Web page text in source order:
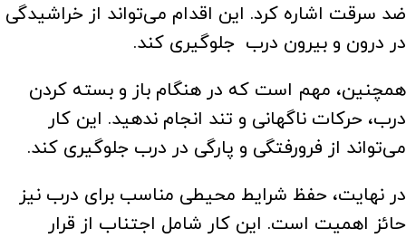
ضد سرقت اشاره کرد. این اقدام می‌تواند از خراشیدگی
در درون و بیرون درب جلوگیری کند.
همچنین، مهم است که در هنگام باز و بسته کردن
درب، حرکات ناگهانی و تند انجام ندهید. این کار
می‌تواند از فرورفتگی و پارگی در درب جلوگیری کند.
در نهایت، حفظ شرایط محیطی مناسب برای درب نیز
حائز اهمیت است. این کار شامل اجتناب از قرار